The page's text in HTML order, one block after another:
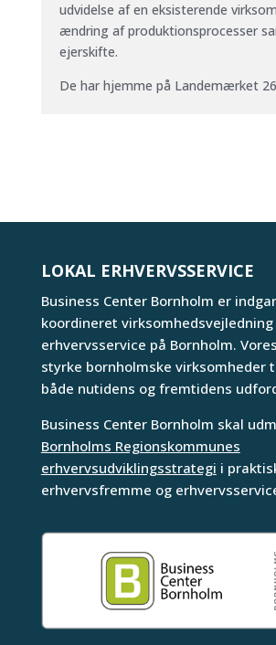
udvidelse af en eksisterende
ændring af produktionsprocesser
ejerskifte.
De har hjemme på Landemærket
LOKAL ERHVERVSSERVICE
Business Center Bornholm er
koordineret virksomhedsvejledning
erhvervsservice på Bornholm.
styrke bornholmske virksomheder
både nutidens og fremtidens
Business Center Bornholm skal
Bornholms Regionskommunes
erhvervsudviklingsstrategi i
erhvervsfremme og